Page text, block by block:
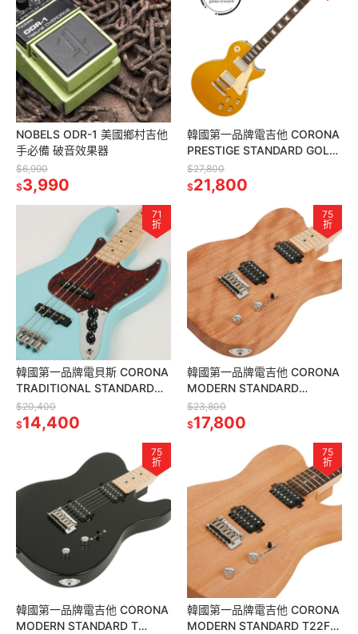
NOBELS ODR-1 美國鄉村吉他
手必備 破音效果器
$6,990
$3,990
韓國第一品牌電吉他 CORONA
PRESTIGE STANDARD GOLD
TOP LP22 GT 雙雙 金色
$27,800
$21,800
71
折
韓國第一品牌電貝斯 CORONA
TRADITIONAL STANDARD
JAZZ BASS J20F/M DHB
$20,400
$14,400
75
折
韓國第一品牌電吉他 CORONA
MODERN STANDARD
T22F/M MAH 雙雙 楓木指板
桃花心木琴身
$23,800
$17,800
75
折
韓國第一品牌電吉他 CORONA
MODERN STANDARD T
75
折
韓國第一品牌電吉他 CORONA
MODERN STANDARD T22F/L